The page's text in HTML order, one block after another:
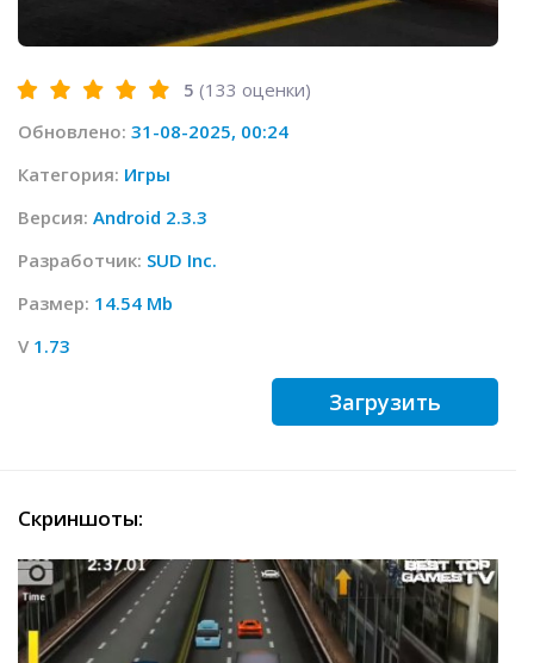
5 (133 оценки)
Обновлено: 31-08-2025, 00:24
Категория: Игры
Версия: Android 2.3.3
Разработчик: SUD Inc.
Размер: 14.54 Mb
V 1.73
Загрузить
Скриншоты: